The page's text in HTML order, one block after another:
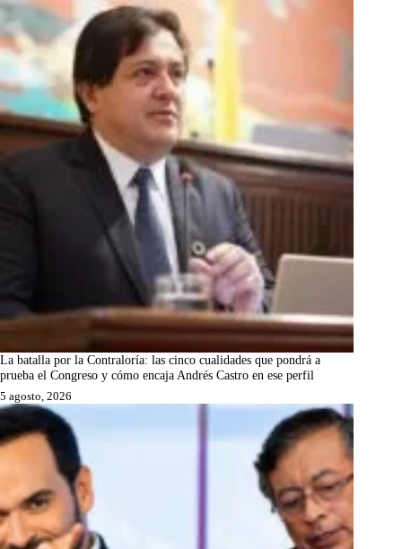
La batalla por la Contraloría: las cinco cualidades que pondrá a
prueba el Congreso y cómo encaja Andrés Castro en ese perfil
5 agosto, 2026